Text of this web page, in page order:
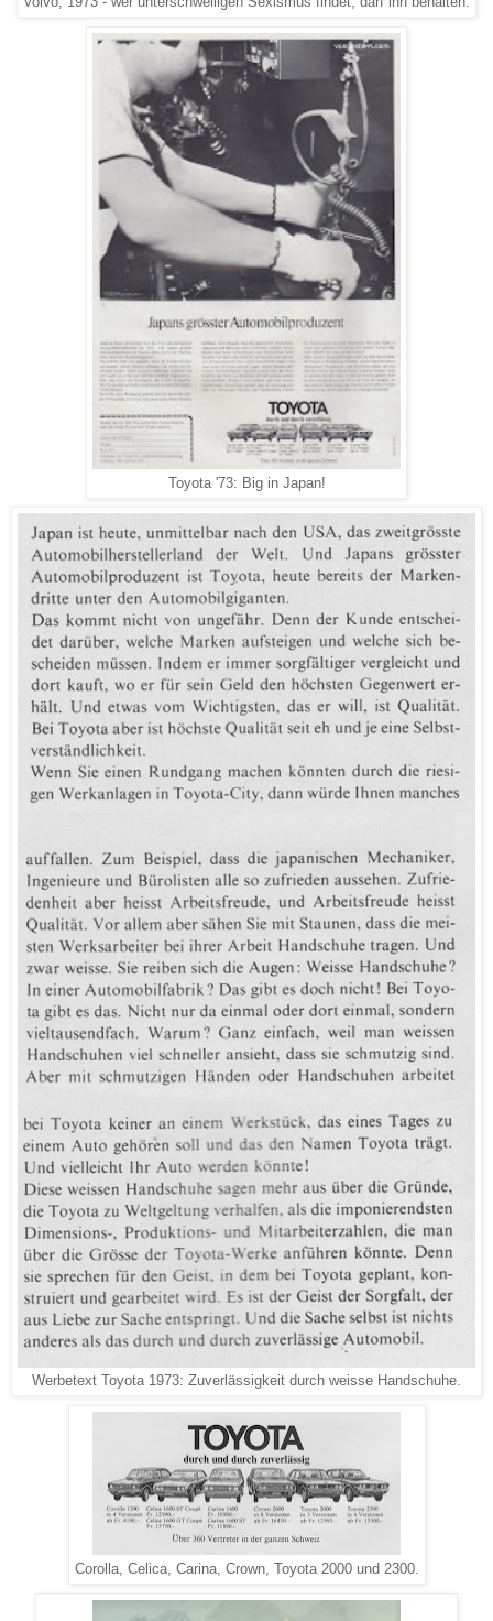
Toyota '73: Big in Japan!
Werbetext Toyota 1973: Zuverlässigkeit durch weisse Handschuhe.
Corolla, Celica, Carina, Crown, Toyota 2000 und 2300.